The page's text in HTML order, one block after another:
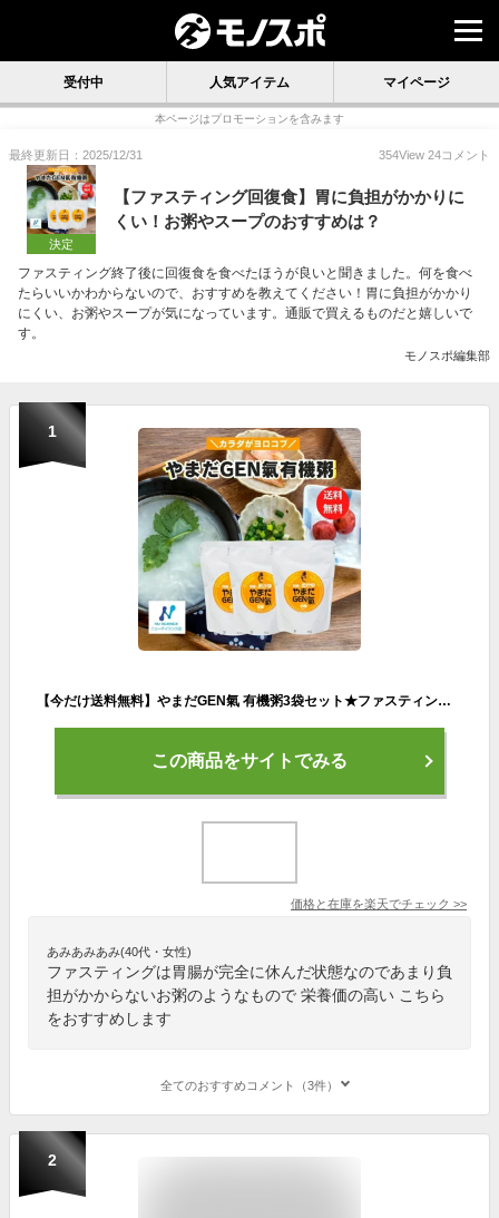
受付中 人気アイテム マイページ
本ページはプロモーションを含みます
最終更新日：2025/12/31 354View 24コメント
決定
【ファスティング回復食】胃に負担がかかりに
くい！お粥やスープのおすすめは？
ファスティング終了後に回復食を食べたほうが良いと聞きました。何を食べ
たらいいかわからないので、おすすめを教えてください！胃に負担がかかり
にくい、お粥やスープが気になっています。通販で買えるものだと嬉しいで
す。
モノスポ編集部
1
【今だけ送料無料】やまだGEN氣 有機粥3袋セット★ファスティング明けは必ず無農薬なお粥をお召し上がり下さい。回復食、やまだ元氣、JAS認定、ニューサイエンス、口コミ、ファスティングプレミアム、お粥 無農薬、ID番号4730
この商品をサイトでみる
価格と在庫を楽天でチェック >>
あみあみあみ(40代・女性)
ファスティングは胃腸が完全に休んだ状態なのであまり負
担がかからないお粥のようなもので 栄養価の高い こちら
をおすすめします
全てのおすすめコメント（3件）
2